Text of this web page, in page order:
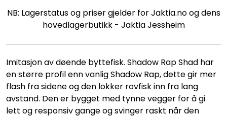
NB: Lagerstatus og priser gjelder for Jaktia.no og dens
hovedlagerbutikk - Jaktia Jessheim
Imitasjon av døende byttefisk. Shadow Rap Shad har
en større profil enn vanlig Shadow Rap, dette gir mer
flash fra sidene og den lokker rovfisk inn fra lang
avstand. Den er bygget med tynne vegger for å gi
lett og responsiv gange og svinger raskt når den